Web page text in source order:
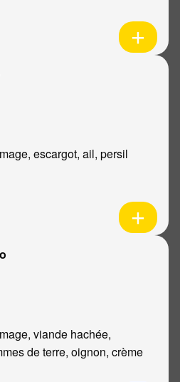
escargot, ail, persil
viande hachée,
de terre, oignon, crème